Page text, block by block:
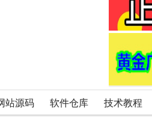
站源码 软件仓库 技术教程